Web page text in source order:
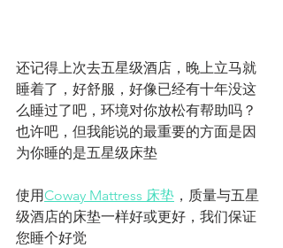
还记得上次去五星级酒店，晚上立马就
睡着了，好舒服，好像已经有十年没这
么睡过了吧，环境对你放松有帮助吗？
也许吧，但我能说的最重要的方面是因
为你睡的是五星级床垫
使用Coway Mattress 床垫 ，质量与五星
级酒店的床垫一样好或更好，我们保证
您睡个好觉